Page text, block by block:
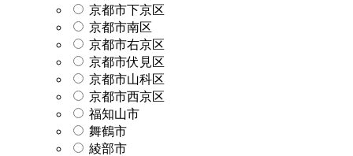
京都市下京区
京都市南区
京都市右京区
京都市伏見区
京都市山科区
京都市西京区
福知山市
舞鶴市
綾部市